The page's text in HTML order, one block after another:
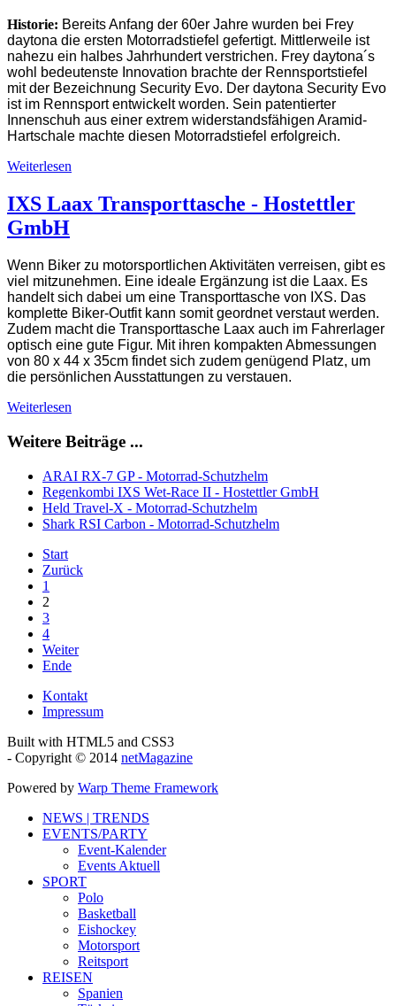
Historie: Bereits Anfang der 60er Jahre wurden bei Frey
daytona die ersten Motorradstiefel gefertigt. Mittlerweile ist
nahezu ein halbes Jahrhundert verstrichen. Frey daytona´s
wohl bedeutenste Innovation brachte der Rennsportstiefel
mit der Bezeichnung Security Evo. Der daytona Security Evo
ist im Rennsport entwickelt worden. Sein patentierter
Innenschuh aus einer extrem widerstandsfähigen Aramid-
Hartschale machte diesen Motorradstiefel erfolgreich.
Weiterlesen
IXS Laax Transporttasche - Hostettler
GmbH
Wenn Biker zu motorsportlichen Aktivitäten verreisen, gibt es
viel mitzunehmen. Eine ideale Ergänzung ist die Laax. Es
handelt sich dabei um eine Transporttasche von IXS. Das
komplette Biker-Outfit kann somit geordnet verstaut werden.
Zudem macht die Transporttasche Laax auch im Fahrerlager
optisch eine gute Figur. Mit ihren kompakten Abmessungen
von 80 x 44 x 35cm findet sich zudem genügend Platz, um
die persönlichen Ausstattungen zu verstauen.
Weiterlesen
Weitere Beiträge ...
ARAI RX-7 GP - Motorrad-Schutzhelm
Regenkombi IXS Wet-Race II - Hostettler GmbH
Held Travel-X - Motorrad-Schutzhelm
Shark RSI Carbon - Motorrad-Schutzhelm
Start
Zurück
1
2
3
4
Weiter
Ende
Kontakt
Impressum
Built with HTML5 and CSS3
- Copyright © 2014 netMagazine
Powered by Warp Theme Framework
NEWS | TRENDS
EVENTS/PARTY
Event-Kalender
Events Aktuell
SPORT
Polo
Basketball
Eishockey
Motorsport
Reitsport
REISEN
Spanien